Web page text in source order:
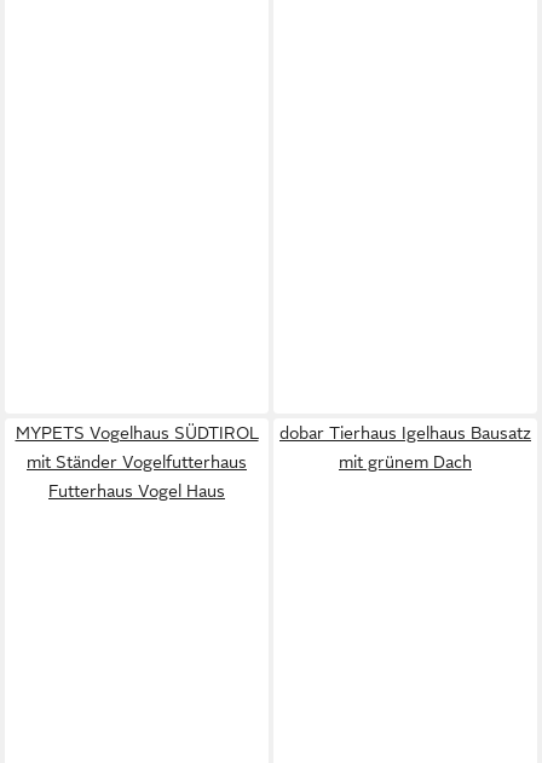
MYPETS Vogelhaus SÜDTIROL
mit Ständer Vogelfutterhaus
Futterhaus Vogel Haus
dobar Tierhaus Igelhaus Bausatz
mit grünem Dach